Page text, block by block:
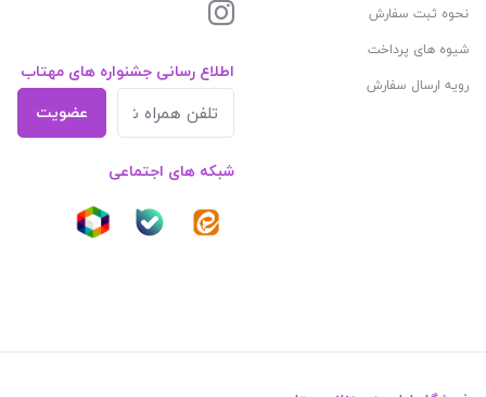
نحوه ثبت سفارش
شیوه های پرداخت
رویه ارسال سفارش
اطلاع رسانی جشنواره های مهتاب
عضویت
شبکه های اجتماعی